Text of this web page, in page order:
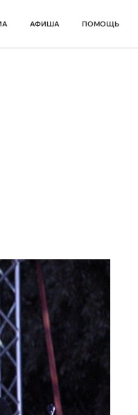
АФИША ПОМОЩЬ